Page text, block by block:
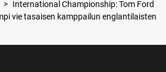
> International Championship: Tom Ford
vie tasaisen kamppailun englantilaisten